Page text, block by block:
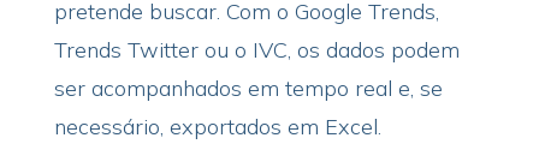
pretende buscar. Com o Google Trends,
Trends Twitter ou o IVC, os dados podem
ser acompanhados em tempo real e, se
necessário, exportados em Excel.